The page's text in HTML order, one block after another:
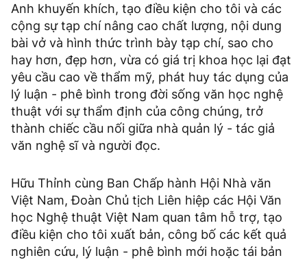
Anh khuyến khích, tạo điều kiện cho tôi và các
cộng sự tạp chí nâng cao chất lượng, nội dung
bài vở và hình thức trình bày tạp chí, sao cho
hay hơn, đẹp hơn, vừa có giá trị khoa học lại đạt
yêu cầu cao về thẩm mỹ, phát huy tác dụng của
lý luận - phê bình trong đời sống văn học nghệ
thuật với sự thẩm định của công chúng, trở
thành chiếc cầu nối giữa nhà quản lý - tác giả
văn nghệ sĩ và người đọc.
Hữu Thỉnh cùng Ban Chấp hành Hội Nhà văn
Việt Nam, Đoàn Chủ tịch Liên hiệp các Hội Văn
học Nghệ thuật Việt Nam quan tâm hỗ trợ, tạo
điều kiện cho tôi xuất bản, công bố các kết quả
nghiên cứu, lý luận - phê bình mới hoặc tái bản